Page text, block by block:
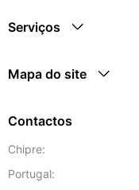
Serviços
Mapa do site
Contactos
Chipre:
Portugal: